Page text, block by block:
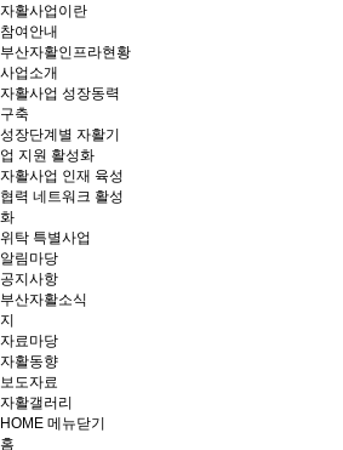
자활사업이란
참여안내
부산자활인프라현황
사업소개
자활사업 성장동력
구축
성장단계별 자활기
업 지원 활성화
자활사업 인재 육성
협력 네트워크 활성
화
위탁 특별사업
알림마당
공지사항
부산자활소식
지
자료마당
자활동향
보도자료
자활갤러리
HOME 메뉴닫기
홈